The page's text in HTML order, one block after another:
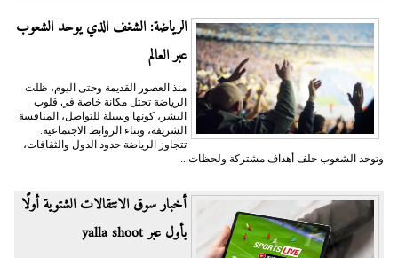
الرياضة: الشغف الذي يوحد الشعوب
عبر العالم
منذ العصور القديمة وحتى اليوم، ظلت
الرياضة تحتل مكانة خاصة في قلوب
البشر، كونها وسيلة للتواصل، المنافسة
الشريفة، وبناء الروابط الاجتماعية.
تتجاوز الرياضة حدود الدول والثقافات،
وتوحد الشعوب خلف أهداف مشتركة ولحظات...
أخبار سوق الانتقالات الشتوية أولًا
بأول عبر yalla shoot